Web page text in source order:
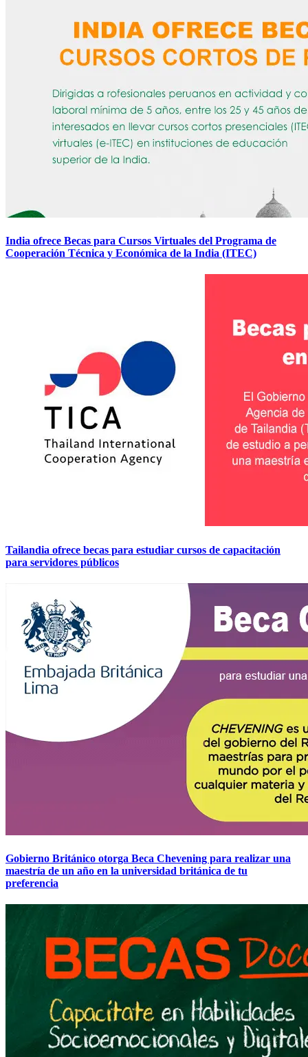
India ofrece Becas para Cursos Virtuales del Programa de
Cooperación Técnica y Económica de la India (ITEC)
Tailandia ofrece becas para estudiar cursos de capacitación
para servidores públicos
Gobierno Británico otorga Beca Chevening para realizar una
maestría de un año en la universidad británica de tu
preferencia